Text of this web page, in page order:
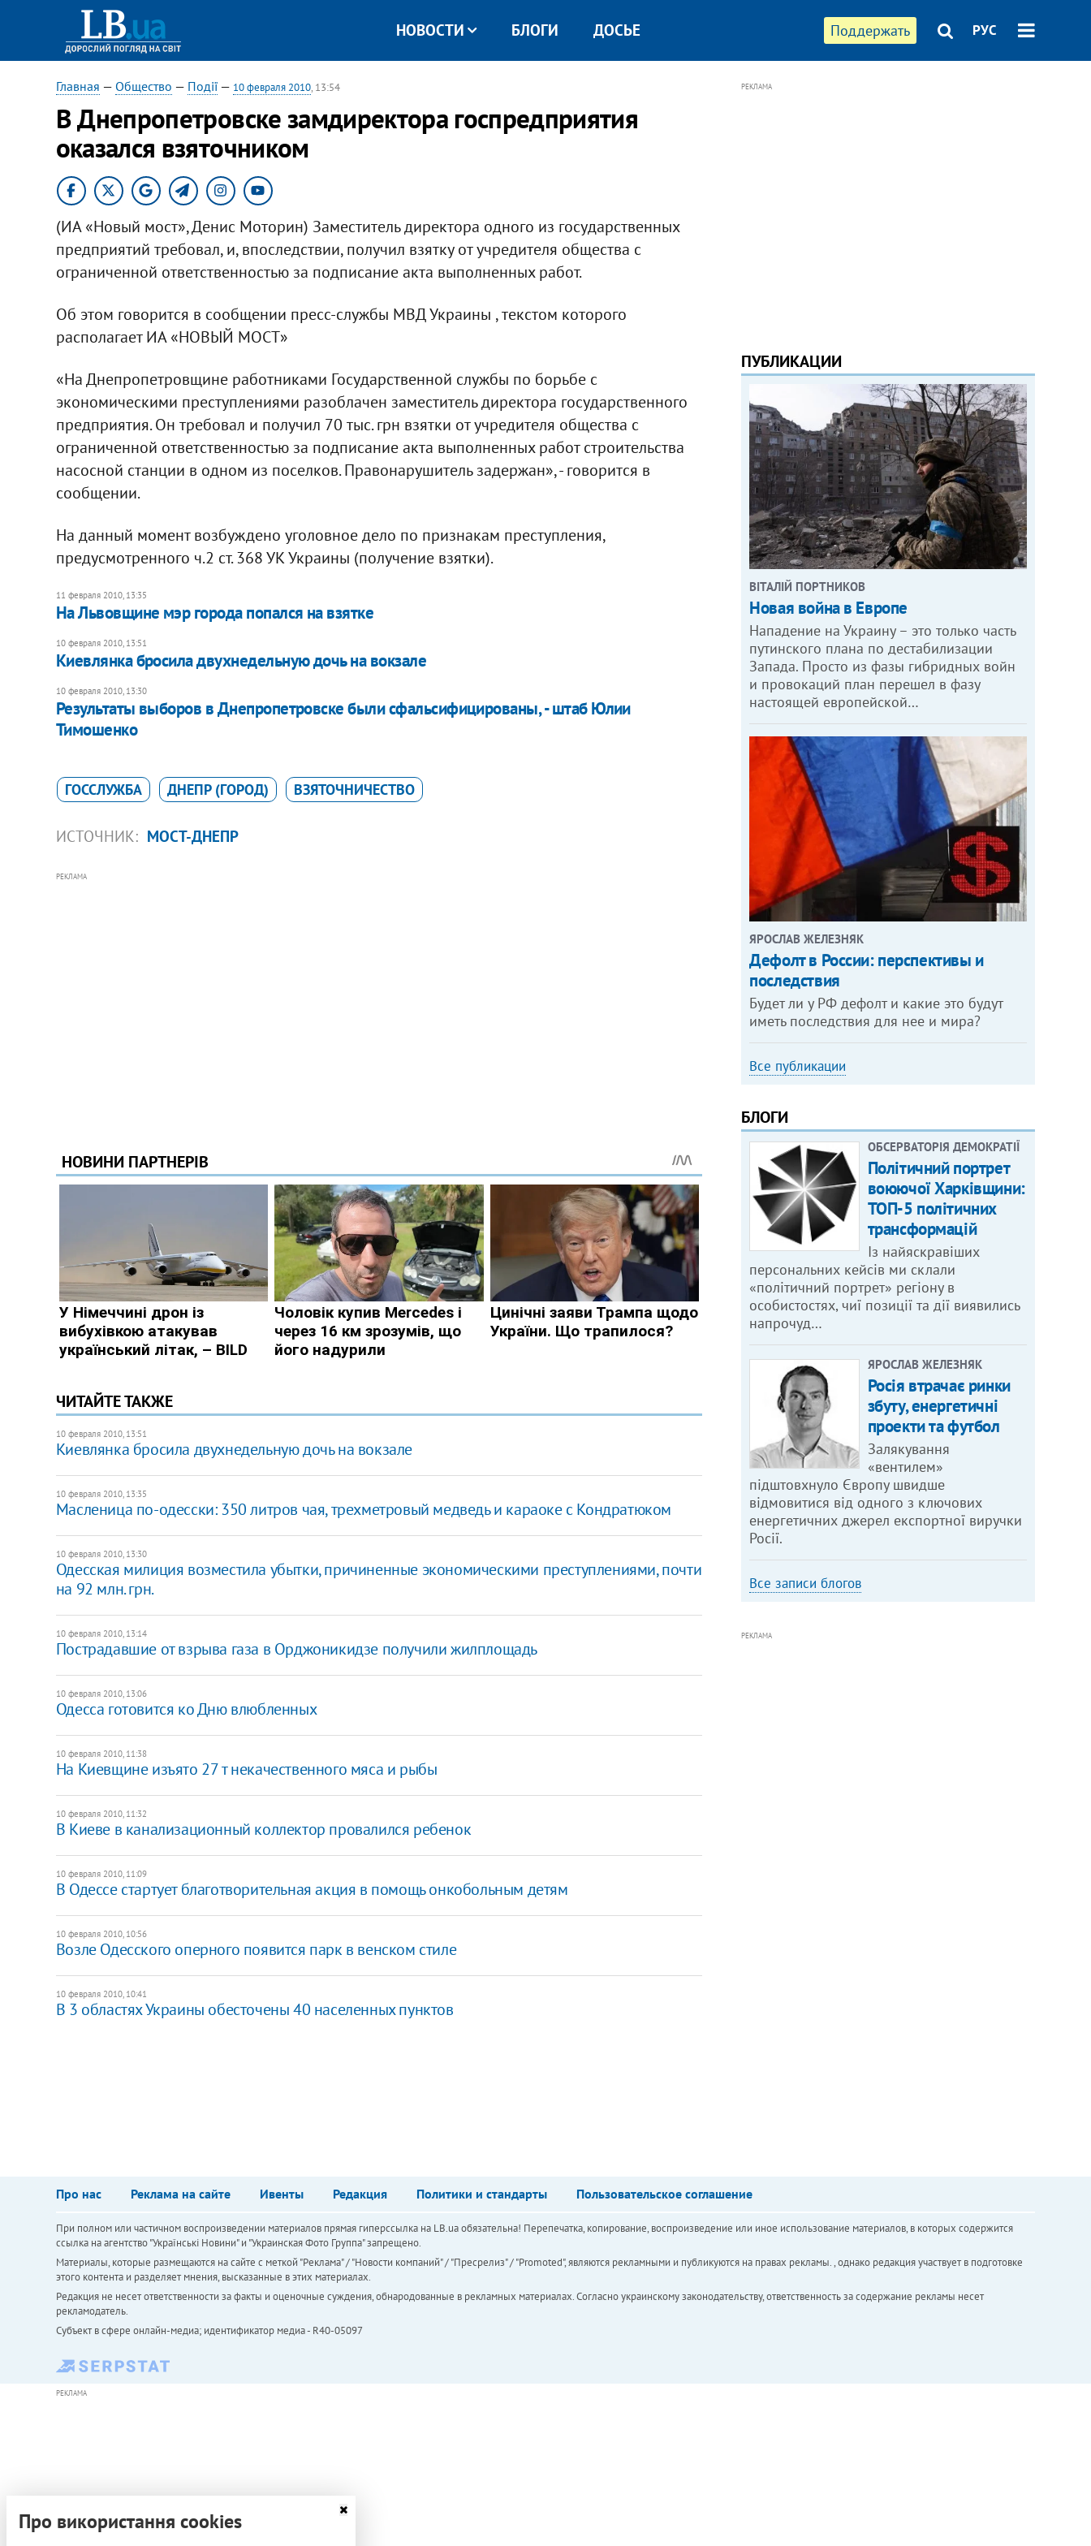
Поддержать РУС
НОВОСТИ БЛОГИ ДОСЬЕ
Главная — Общество — Події— 10 февраля 2010, 13:54
В Днепропетровске замдиректора госпредприятия
оказался взяточником
(ИА «Новый мост», Денис Моторин) Заместитель директора одного из государственных
предприятий требовал, и, впоследствии, получил взятку от учредителя общества с
ограниченной ответственностью за подписание акта выполненных работ.
Об этом говорится в сообщении пресс-службы МВД Украины , текстом которого
располагает ИА «НОВЫЙ МОСТ»
«На Днепропетровщине работниками Государственной службы по борьбе с
экономическими преступлениями разоблачен заместитель директора государственного
предприятия. Он требовал и получил 70 тыс. грн взятки от учредителя общества с
ограниченной ответственностью за подписание акта выполненных работ строительства
насосной станции в одном из поселков. Правонарушитель задержан», - говорится в
сообщении.
На данный момент возбуждено уголовное дело по признакам преступления,
предусмотренного ч.2 ст. 368 УК Украины (получение взятки).
11 февраля 2010, 13:35
На Львовщине мэр города попался на взятке
10 февраля 2010, 13:51
Киевлянка бросила двухнедельную дочь на вокзале
10 февраля 2010, 13:30
Результаты выборов в Днепропетровске были сфальсифицированы, - штаб Юлии
Тимошенко
ГОССЛУЖБА ДНЕПР (ГОРОД) ВЗЯТОЧНИЧЕСТВО
ИСТОЧНИК: МОСТ-ДНЕПР
РЕКЛАМА
ЧИТАЙТЕ ТАКЖЕ
10 февраля 2010, 13:51
Киевлянка бросила двухнедельную дочь на вокзале
10 февраля 2010, 13:35
Масленица по-одесски: 350 литров чая, трехметровый медведь и караоке с Кондратюком
10 февраля 2010, 13:30
Одесская милиция возместила убытки, причиненные экономическими преступлениями, почти
на 92 млн. грн.
10 февраля 2010, 13:14
Пострадавшие от взрыва газа в Орджоникидзе получили жилплощадь
10 февраля 2010, 13:06
Одесса готовится ко Дню влюбленных
10 февраля 2010, 11:38
На Киевщине изъято 27 т некачественного мяса и рыбы
10 февраля 2010, 11:32
В Киеве в канализационный коллектор провалился ребенок
10 февраля 2010, 11:09
В Одессе стартует благотворительная акция в помощь онкобольным детям
10 февраля 2010, 10:56
Возле Одесского оперного появится парк в венском стиле
10 февраля 2010, 10:41
В 3 областях Украины обесточены 40 населенных пунктов
РЕКЛАМА
ПУБЛИКАЦИИ
ВІТАЛІЙ ПОРТНИКОВ
Новая война в Европе
Нападение на Украину – это только часть
путинского плана по дестабилизации
Запада. Просто из фазы гибридных войн
и провокаций план перешел в фазу
настоящей европейской…
ЯРОСЛАВ ЖЕЛЕЗНЯК
Дефолт в России: перспективы и
последствия
Будет ли у РФ дефолт и какие это будут
иметь последствия для нее и мира?
Все публикации
БЛОГИ
ОБСЕРВАТОРІЯ ДЕМОКРАТІЇ
Політичний портрет
воюючої Харківщини:
ТОП-5 політичних
трансформацій
Із найяскравіших
персональних кейсів ми склали
«політичний портрет» регіону в
особистостях, чиї позиції та дії виявились
напрочуд…
ЯРОСЛАВ ЖЕЛЕЗНЯК
Росія втрачає ринки
збуту, енергетичні
проекти та футбол
Залякування
«вентилем»
підштовхнуло Європу швидше
відмовитися від одного з ключових
енергетичних джерел експортної виручки
Росії.
Все записи блогов
РЕКЛАМА
Про нас Реклама на сайте Ивенты Редакция Политики и стандарты Пользовательское соглашение
При полном или частичном воспроизведении материалов прямая гиперссылка на LB.ua обязательна! Перепечатка, копирование, воспроизведение или иное использование материалов, в которых содержится
ссылка на агентство "Українськi Новини" и "Украинская Фото Группа" запрещено.
Материалы, которые размещаются на сайте с меткой "Реклама" / "Новости компаний" / "Пресрелиз" / "Promoted", являются рекламными и публикуются на правах рекламы. , однако редакция участвует в подготовке
этого контента и разделяет мнения, высказанные в этих материалах.
Редакция не несет ответственности за факты и оценочные суждения, обнародованные в рекламных материалах. Согласно украинскому законодательству, ответственность за содержание рекламы несет
рекламодатель.
Субъект в сфере онлайн-медиа; идентификатор медиа - R40-05097
РЕКЛАМА
Про використання cookies